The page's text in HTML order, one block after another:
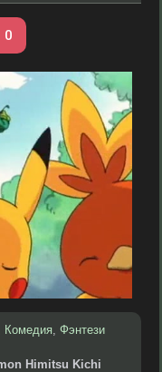
0
Комедия, Фэнтези
Himitsu Kichi